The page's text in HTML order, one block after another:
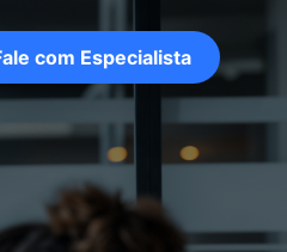
com Especialista